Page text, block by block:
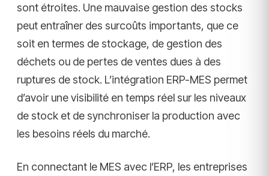
sont étroites. Une mauvaise gestion des stocks
peut entraîner des surcoûts importants, que ce
soit en termes de stockage, de gestion des
déchets ou de pertes de ventes dues à des
ruptures de stock. L’intégration ERP-MES permet
d’avoir une visibilité en temps réel sur les niveaux
de stock et de synchroniser la production avec
les besoins réels du marché.
En connectant le MES avec l’ERP, les entreprises